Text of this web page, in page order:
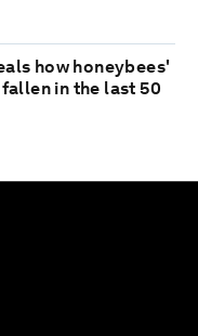
how honeybees'
in the last 50